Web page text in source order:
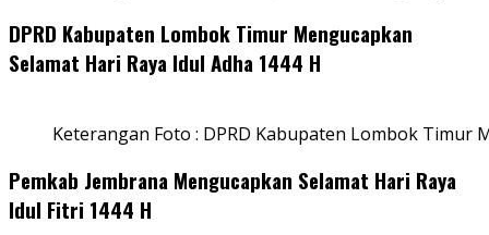
DPRD Kabupaten Lombok Timur Mengucapkan
Selamat Hari Raya Idul Adha 1444 H
Keterangan Foto : DPRD Kabupaten Lombok Timur
Pemkab Jembrana Mengucapkan Selamat Hari Raya
Idul Fitri 1444 H